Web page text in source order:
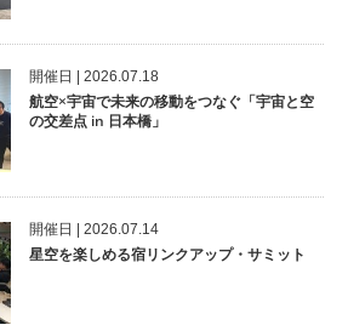
開催⽇ | 2026.07.18
航空×宇宙で未来の移動をつなぐ「宇宙と空
の交差点 in 日本橋」
開催⽇ | 2026.07.14
星空を楽しめる宿リンクアップ・サミット